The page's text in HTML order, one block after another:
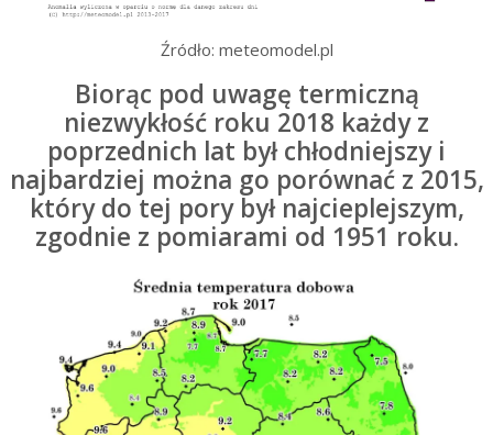
Źródło: meteomodel.pl
Biorąc pod uwagę termiczną
niezwykłość roku 2018 każdy z
poprzednich lat był chłodniejszy i
najbardziej można go porównać z 2015,
który do tej pory był najcieplejszym,
zgodnie z pomiarami od 1951 roku.